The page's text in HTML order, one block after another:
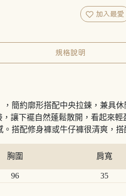
加入最愛
規格說明
，簡約廓形搭配中央拉鍊，兼
讓下襬自然蓬鬆散開，看起來
搭配修身褲或牛仔褲很清爽，
胸圍 肩寬
96 35